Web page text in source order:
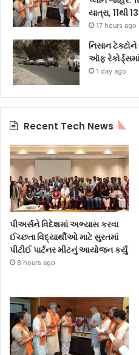
યાત્રા,
17 hours ago
નિસાન
ઑફ
1 day ago
Recent Tech News
પીઅર્સને વિદેશમાં અભ્યાસ કરવા
ઈચ્છતા વિદ્યાર્થીઓ માટે સુરતમાં
પીટીઈ પાર્ટનર મીટનું આયોજન કર્યું
8 hours ago